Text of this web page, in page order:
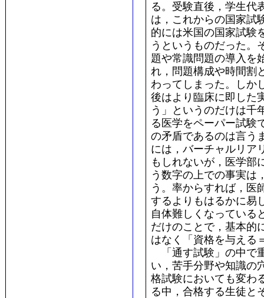
る。受験直後，学生代
は，これからの国家試
的には米国の国家試験
うというものだった。
題や常識問題の導入を
れ，問題構成や時間割
わってしまった。しか
後はより臨床に即した
う」というのだけは千
る医学をペーパー試験
の矛盾であるのは言う
には，バーチャルリア
もしれないが，医学部
う数字の上での事実は
う。率からすれば，医
するよりもはるかに易
自体難しくなっている
だけのことで，基本的
はなく「資格を与える
「通す試験」の中で
い，苦手分野や知識の
格試験においても変わ
る中，合格する生徒と